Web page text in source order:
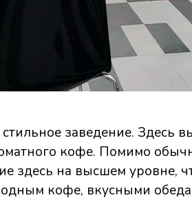
заведение. Здесь
кофе. Помимо
здесь на высшем уровне,
кофе, вкусными